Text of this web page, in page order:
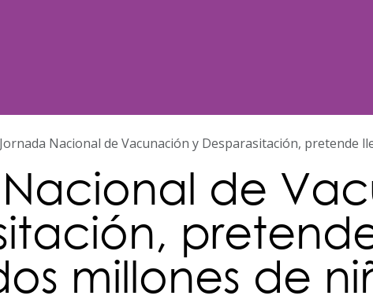
Jornada Nacional de Vacunación y Desparasitación, pretende
de
millones de